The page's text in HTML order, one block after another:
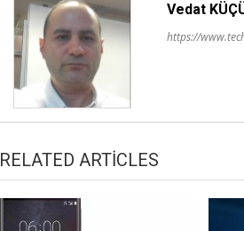
Vedat
https://
RELATED ARTICLES